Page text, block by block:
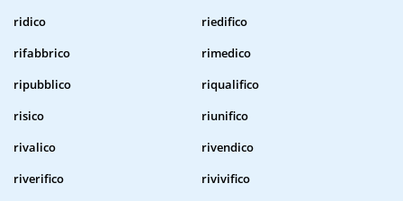
ridico
riedifico
rifabbrico
rimedico
ripubblico
riqualifico
risico
riunifico
rivalico
rivendico
riverifico
rivivifico